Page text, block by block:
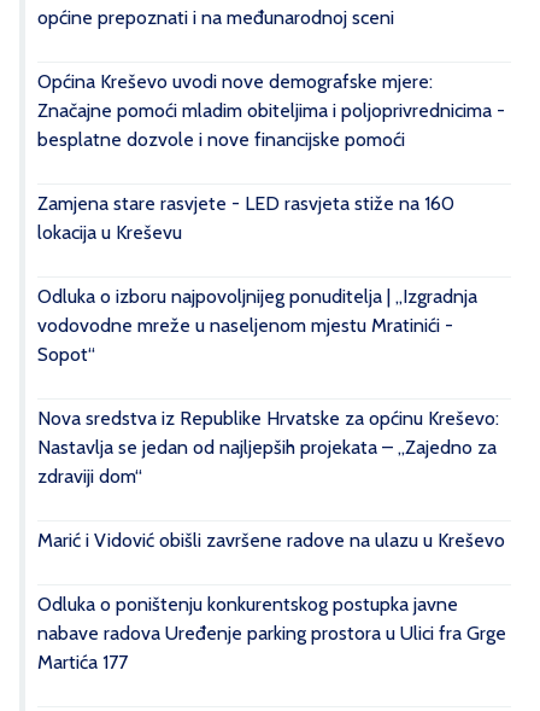
općine prepoznati i na međunarodnoj sceni
Općina Kreševo uvodi nove demografske mjere:
Značajne pomoći mladim obiteljima i poljoprivrednicima -
besplatne dozvole i nove financijske pomoći
Zamjena stare rasvjete - LED rasvjeta stiže na 160
lokacija u Kreševu
Odluka o izboru najpovoljnijeg ponuditelja | „Izgradnja
vodovodne mreže u naseljenom mjestu Mratinići -
Sopot“
Nova sredstva iz Republike Hrvatske za općinu Kreševo:
Nastavlja se jedan od najljepših projekata – „Zajedno za
zdraviji dom“
Marić i Vidović obišli završene radove na ulazu u Kreševo
Odluka o poništenju konkurentskog postupka javne
nabave radova Uređenje parking prostora u Ulici fra Grge
Martića 177